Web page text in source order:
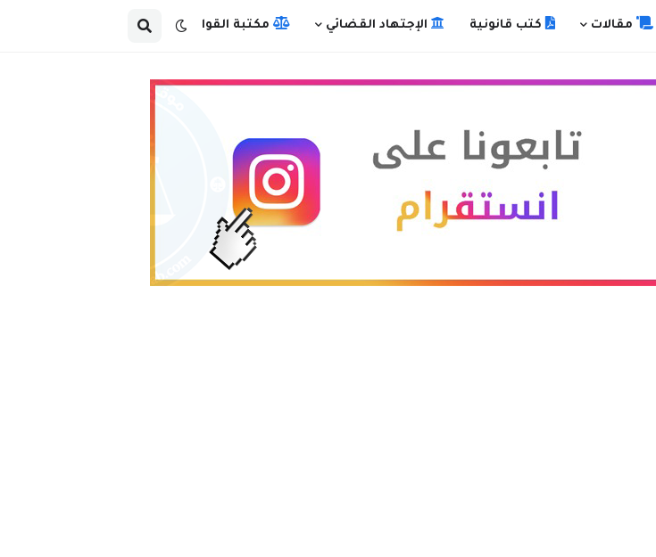
مقالات كتب قانونية الإجتهاد القضائي مكتبة القوانين